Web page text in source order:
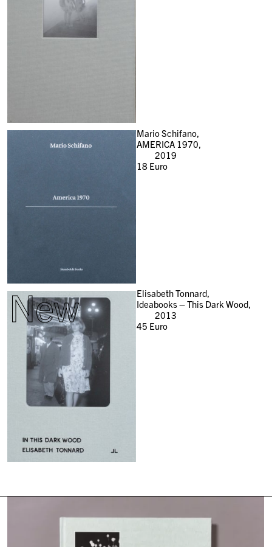
Mario Schifano,
AMERICA 1970,
2019
18Euro
New
Elisabeth Tonnard,
Ideabooks – This Dark Wood,
2013
45 Euro